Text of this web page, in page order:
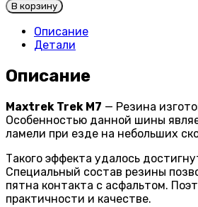
В корзину
Описание
Детали
Описание
Maxtrek Trek M7 — Резина
Особенностью данной шины
ламели при езде на небольших
Такого эффекта удалось
Специальный состав резины
пятна контакта с асфальтом.
практичности и качестве.